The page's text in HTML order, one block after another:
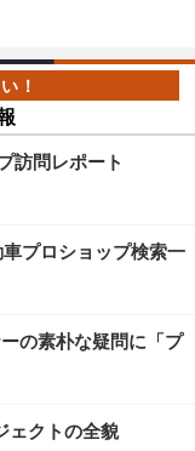
訪問レポート
プロショップ検索一
の素朴な疑問に「プ
ェクトの全貌